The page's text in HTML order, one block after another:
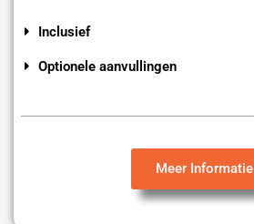
Inclusief
Optionele aanvullingen
Meer Informatie